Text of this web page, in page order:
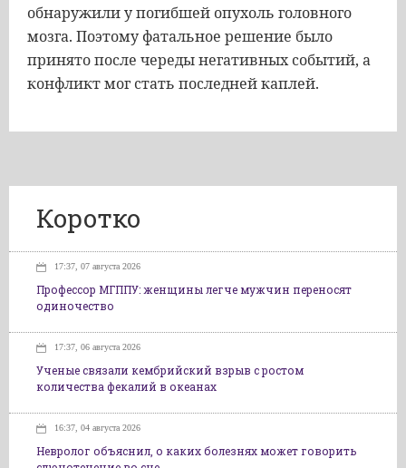
обнаружили у погибшей опухоль головного
мозга. Поэтому фатальное решение было
принято после череды негативных событий, а
конфликт мог стать последней каплей.
Коротко
17:37, 07 августа 2026
Профессор МГППУ: женщины легче мужчин переносят
одиночество
17:37, 06 августа 2026
Ученые связали кембрийский взрыв с ростом
количества фекалий в океанах
16:37, 04 августа 2026
Невролог объяснил, о каких болезнях может говорить